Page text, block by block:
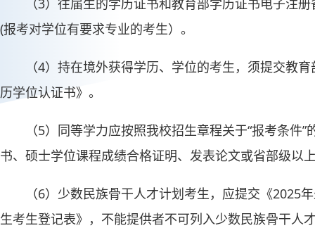
（3）往届生的学历证书和教育部学历证书电子注
(报考对学位有要求专业的考生）。
（4）持在境外获得学历、学位的考生，须提交教
历学位认证书》。
（5）同等学力应按照我校招生章程关于“报考条件
书、硕士学位课程成绩合格证明、发表论文或省部级以
（6）少数民族骨干人才计划考生，应提交《2025
生考生登记表》，不能提供者不可列入少数民族骨干人